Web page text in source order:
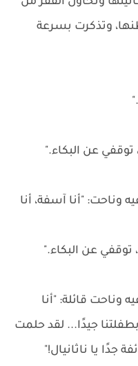
وتذكرت بسرعة
توقفي عن البكاء."
وناحت: "أنا آسفة، أنا
توقفي عن البكاء."
وناحت قائلة: "أنا
جيدًا... لقد حلمت
جدًا يا ناثانيال!"